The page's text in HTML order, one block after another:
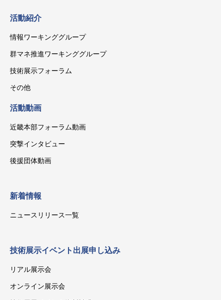
活動紹介
情報ワーキンググループ
群マネ推進ワーキンググループ
技術展示フォーラム
その他
活動動画
近畿本部フォーラム動画
突撃インタビュー
後援団体動画
新着情報
ニュースリリース一覧
技術展示イベント出展申し込み
リアル展示会
オンライン展示会